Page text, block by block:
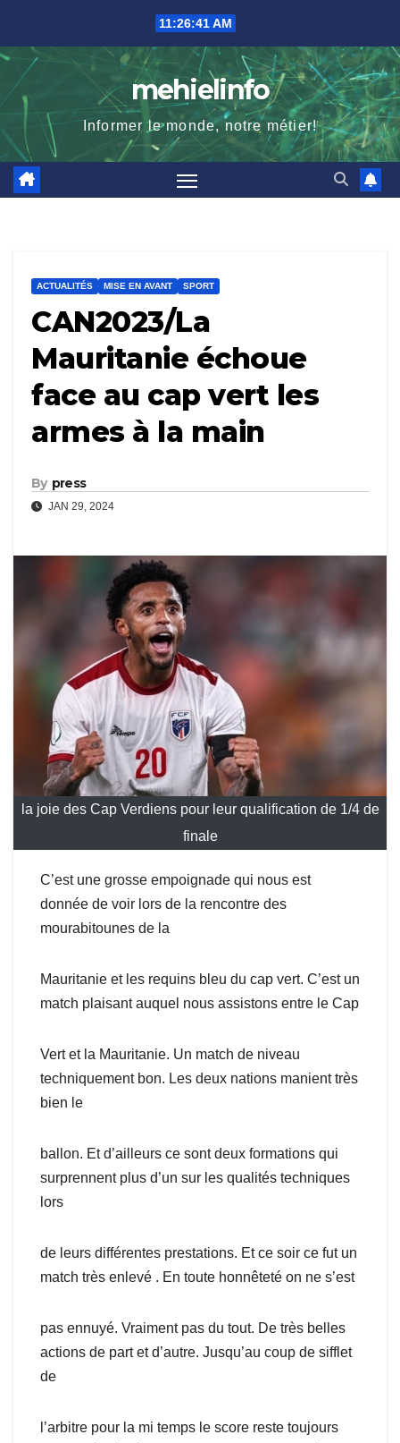
content
11:26:42 AM
mehielinfo
Informer le monde, notre métier!
ACTUALITÉS MISE EN AVANT SPORT
CAN2023/La
Mauritanie échoue
face au cap vert les
armes à la main
By press
JAN 29, 2024
la joie des Cap Verdiens pour leur qualification de 1/4 de
finale
C’est une grosse empoignade qui nous est
donnée de voir lors de la rencontre des
mourabitounes de la
Mauritanie et les requins bleu du cap vert. C’est un
match plaisant auquel nous assistons entre le Cap
Vert et la Mauritanie. Un match de niveau
techniquement bon. Les deux nations manient très
bien le
ballon. Et d’ailleurs ce sont deux formations qui
surprennent plus d’un sur les qualités techniques
lors
de leurs différentes prestations. Et ce soir ce fut un
match très enlevé . En toute honnêteté on ne s’est
pas ennuyé. Vraiment pas du tout. De très belles
actions de part et d’autre. Jusqu’au coup de sifflet
de
l’arbitre pour la mi temps le score reste toujours